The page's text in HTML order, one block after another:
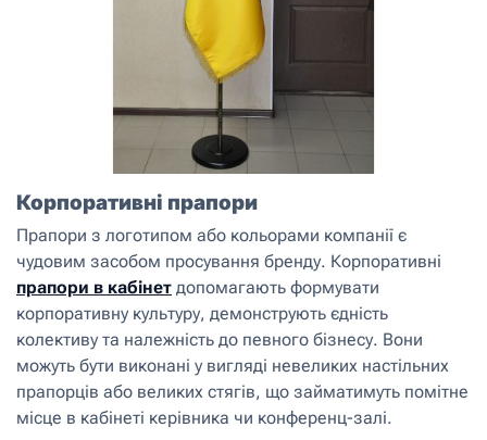
Корпоративні прапори
Прапори з логотипом або кольорами компанії є
чудовим засобом просування бренду. Корпоративні
прапори в кабінет допомагають формувати
корпоративну культуру, демонструють єдність
колективу та належність до певного бізнесу. Вони
можуть бути виконані у вигляді невеликих настільних
прапорців або великих стягів, що займатимуть помітне
місце в кабінеті керівника чи конференц-залі.